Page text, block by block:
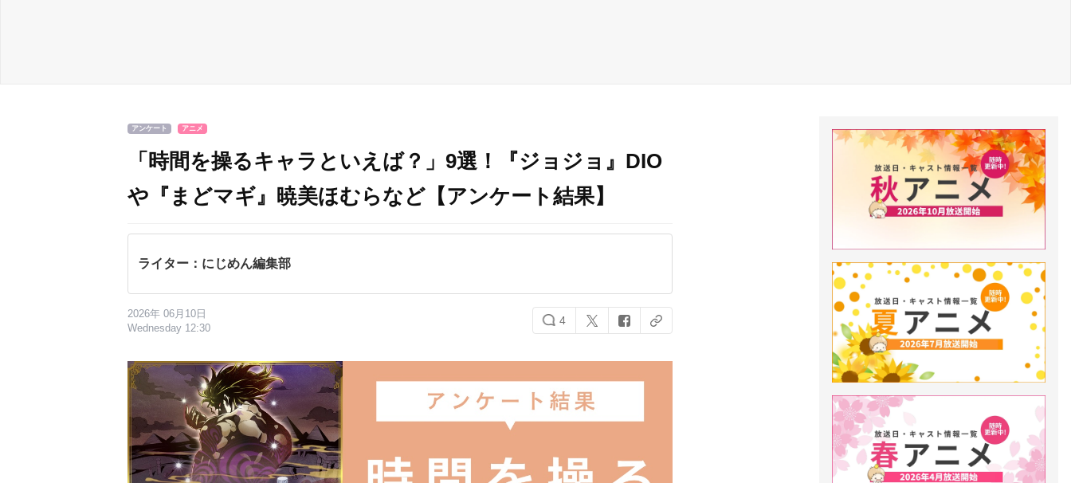
アンケート アニメ
「時間を操るキャラといえば？」9選！『ジョジョ』DIO
や『まどマギ』暁美ほむらなど【アンケート結果】
ライター：にじめん編集部
2026年 06月10日
Wednesday 12:30
4